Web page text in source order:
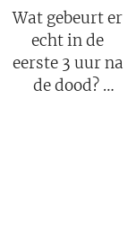
Wat gebeurt er
echt in de
eerste 3 uur na
de dood?